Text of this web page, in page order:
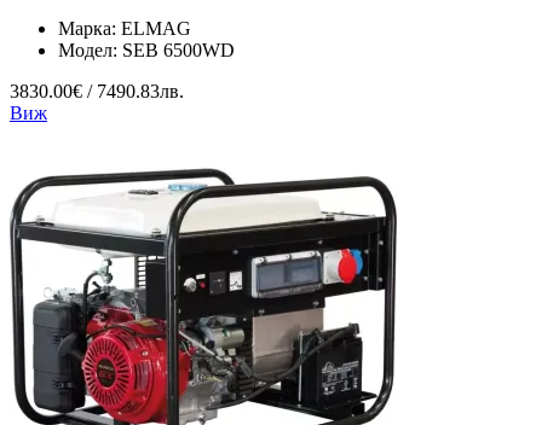
Марка: ELMAG
Модел: SEB 6500WD
3830.00€ / 7490.83лв.
Виж